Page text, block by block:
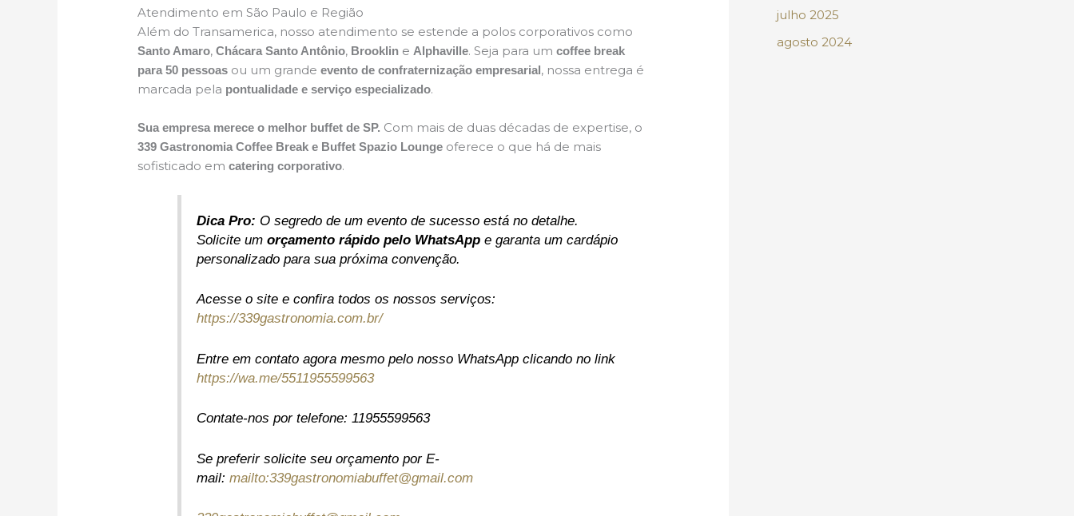
Atendimento em São Paulo e Região
Além do Transamerica, nosso atendimento se estende a polos corporativos como
Santo Amaro,Chácara Santo Antônio, Brooklin e Alphaville. Seja para umcoffee break
para 50 pessoas ou um grandeevento de confraternização empresarial, nossa entrega é
marcada pela pontualidade e serviço especializado.
Sua empresa merece o melhor buffet de SP. Com mais de duas décadas de expertise, o
339 Gastronomia Coffee Break e Buffet Spazio Lounge oferece o que há de mais
sofisticado emcatering corporativo.
Dica Pro: O segredo de um evento de sucesso está no detalhe.
Solicite umorçamento rápido pelo WhatsApp e garanta um cardápio
personalizado para sua próxima convenção.
Acesse o site e confira todos os nossos serviços:
https://339gastronomia.com.br/
Entre em contato agora mesmo pelo nosso WhatsApp clicando no link
https://wa.me/5511955599563
Contate-nos por telefone: 11955599563
Se preferir solicite seu orçamento por E-
mail:mailto:339gastronomiabuffet@gmail.com
julho 2025
agosto 2024